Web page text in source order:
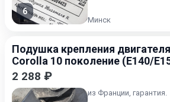
6
Минск
Подушка крепления
Corolla 10 поколение (E140/
2010
2 288 ₽
из Франции, гарантия.